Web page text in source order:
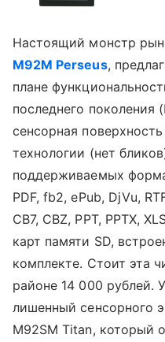
Настоящий монстр
M92M Perseus,
плане
последнего поколения
сенсорная
технологии (нет
поддерживаемых
PDF, fb2, ePub, DjVu,
CB7, CBZ, PPT, PPTX,
карт памяти SD,
комплекте. Стоит эта
районе 14 000 рублей.
лишенный сенсорного
M92SM Titan, который